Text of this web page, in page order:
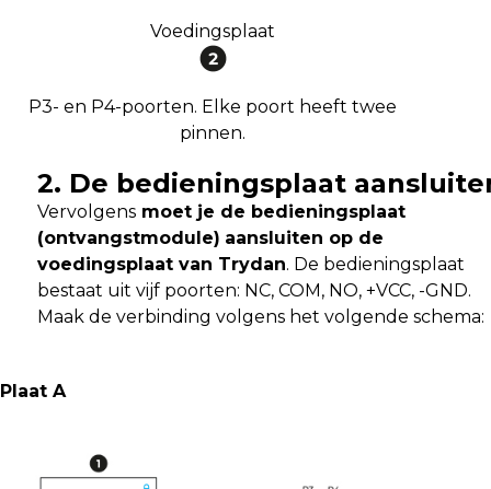
Voedingsplaat
P3- en P4-poorten. Elke poort heeft twee
pinnen.
2. De bedieningsplaat
Vervolgens moet je de bedieningsplaat
(ontvangstmodule) aansluiten op de
voedingsplaat van Trydan. De bedieningsplaat
bestaat uit vijf poorten: NC, COM, NO, +VCC, -GND.
Maak de verbinding volgens het volgende schema:
Plaat A